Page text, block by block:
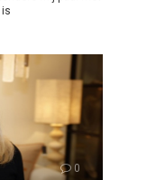
is
0